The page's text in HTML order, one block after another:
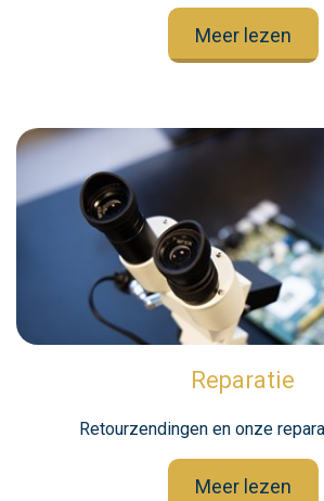
Meer lezen
Reparatie
Retourzendingen en onze
Meer lezen